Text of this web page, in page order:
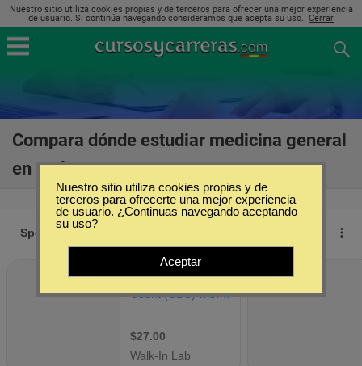
Nuestro sitio utiliza cookies propias y de terceros para ofrecer una mejor experiencia
de usuario. Si continúa navegando consideramos que acepta su uso.. Cerrar
Compara dónde estudiar medicina general
en Málaga
Nuestro sitio utiliza cookies propias y de
terceros para ofrecerte una mejor experiencia
de usuario. ¿Continuas navegando aceptando
su uso?
Aceptar